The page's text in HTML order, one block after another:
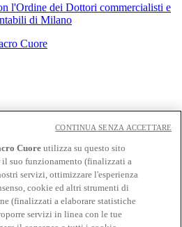
l'Ordine dei Dottori commercialisti e
di Milano
Cuore utilizza su questo sito
il suo funzionamento (finalizzati a
servizi, ottimizzare l'esperienza
cookie ed altri strumenti di
(finalizzati a elaborare statistiche
servizi in linea con le tue
CONTINUA SENZA ACCETTARE